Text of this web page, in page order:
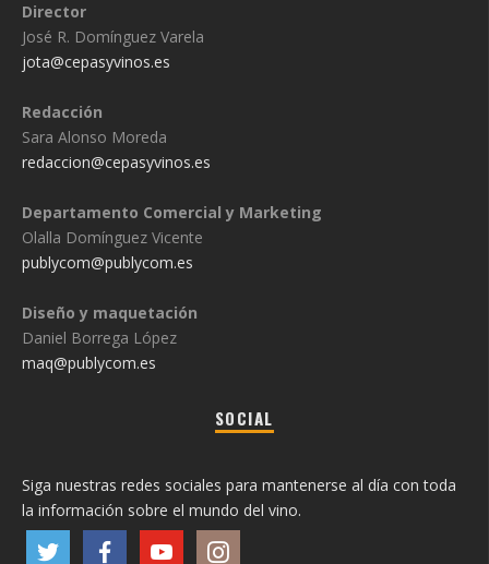
Director
José R. Domínguez Varela
jota@cepasyvinos.es
Redacción
Sara Alonso Moreda
redaccion@cepasyvinos.es
Departamento Comercial y Marketing
Olalla Domínguez Vicente
publycom@publycom.es
Diseño y maquetación
Daniel Borrega López
maq@publycom.es
SOCIAL
Siga nuestras redes sociales para mantenerse al día con toda
la información sobre el mundo del vino.